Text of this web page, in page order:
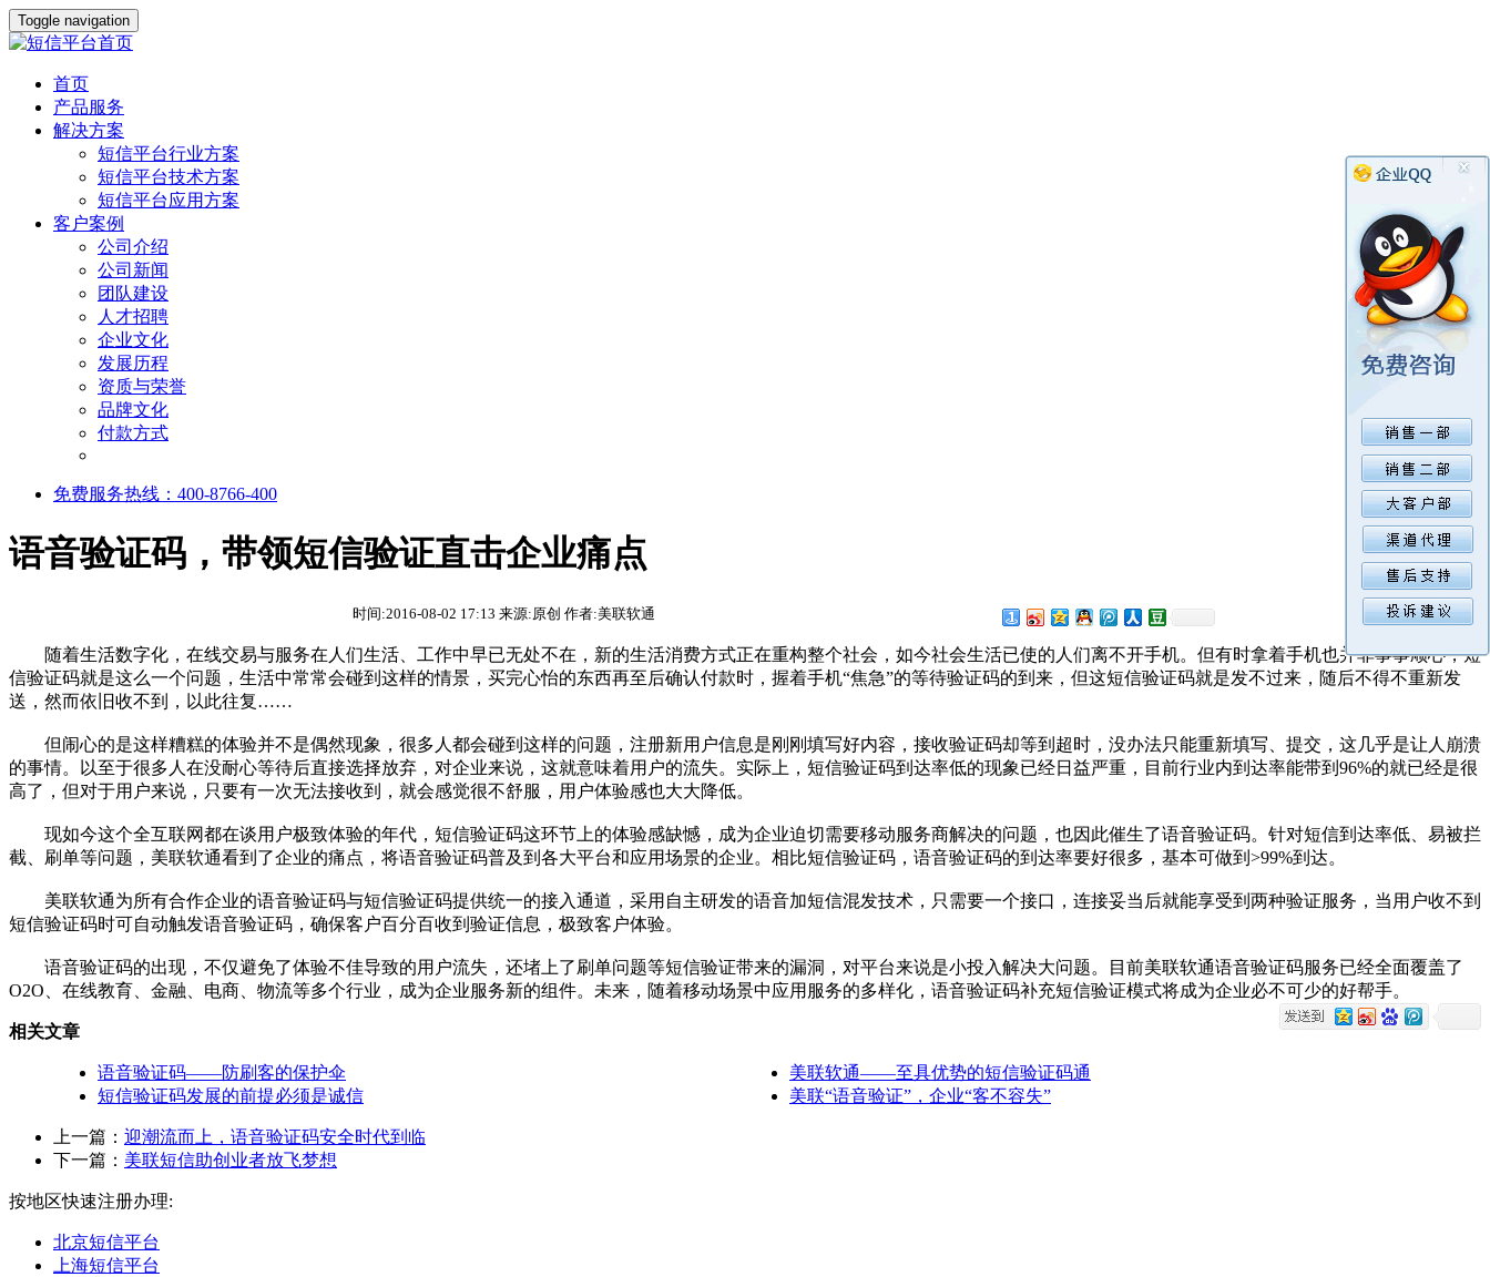
Toggle navigation
首页
产品服务
解决方案
短信平台行业方案
短信平台技术方案
短信平台应用方案
客户案例
公司介绍
公司新闻
团队建设
人才招聘
企业文化
发展历程
资质与荣誉
品牌文化
付款方式
免费服务热线：400-8766-400
语音验证码，带领短信验证直击企业痛点
时间:2016-08-02 17:13 来源:原创 作者:美联软通
随着生活数字化，在线交易与服务在人们生活、工作中早已无处不在，新的生活消费方式正在重构整个社会，如今社会生活已使的人们离不开手机。但有时拿着手机也并非事事顺心，短
信验证码就是这么一个问题，生活中常常会碰到这样的情景，买完心怡的东西再至后确认付款时，握着手机“焦急”的等待验证码的到来，但这短信验证码就是发不过来，随后不得不重新发
送，然而依旧收不到，以此往复……
但闹心的是这样糟糕的体验并不是偶然现象，很多人都会碰到这样的问题，注册新用户信息是刚刚填写好内容，接收验证码却等到超时，没办法只能重新填写、提交，这几乎是让人崩溃
的事情。以至于很多人在没耐心等待后直接选择放弃，对企业来说，这就意味着用户的流失。实际上，短信验证码到达率低的现象已经日益严重，目前行业内到达率能带到96%的就已经是很
高了，但对于用户来说，只要有一次无法接收到，就会感觉很不舒服，用户体验感也大大降低。
现如今这个全互联网都在谈用户极致体验的年代，短信验证码这环节上的体验感缺憾，成为企业迫切需要移动服务商解决的问题，也因此催生了语音验证码。针对短信到达率低、易被拦
截、刷单等问题，美联软通看到了企业的痛点，将语音验证码普及到各大平台和应用场景的企业。相比短信验证码，语音验证码的到达率要好很多，基本可做到>99%到达。
美联软通为所有合作企业的语音验证码与短信验证码提供统一的接入通道，采用自主研发的语音加短信混发技术，只需要一个接口，连接妥当后就能享受到两种验证服务，当用户收不到
短信验证码时可自动触发语音验证码，确保客户百分百收到验证信息，极致客户体验。
语音验证码的出现，不仅避免了体验不佳导致的用户流失，还堵上了刷单问题等短信验证带来的漏洞，对平台来说是小投入解决大问题。目前美联软通语音验证码服务已经全面覆盖了
O2O、在线教育、金融、电商、物流等多个行业，成为企业服务新的组件。未来，随着移动场景中应用服务的多样化，语音验证码补充短信验证模式将成为企业必不可少的好帮手。
相关文章
语音验证码——防刷客的保护伞
美联软通——至具优势的短信验证码通
短信验证码发展的前提必须是诚信
美联“语音验证”，企业“客不容失”
上一篇： 迎潮流而上，语音验证码安全时代到临
下一篇： 美联短信助创业者放飞梦想
按地区快速注册办理:
北京短信平台
上海短信平台